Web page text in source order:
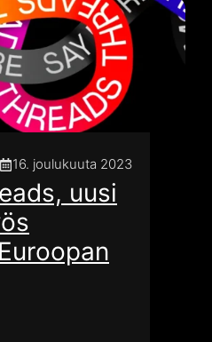
16. joulukuuta 2023
uusi